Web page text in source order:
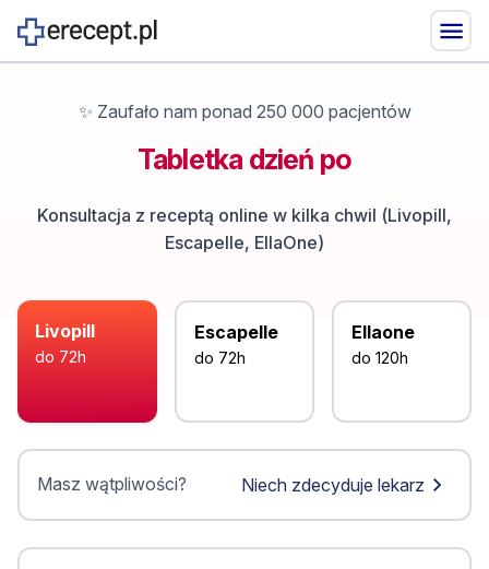
✨ Zaufało nam ponad 250 000 pacjentów
Tabletka dzień po
Konsultacja z receptą online w kilka chwil (Livopill,
Escapelle, EllaOne)
Livopill
do 72h
Escapelle
do 72h
Ellaone
do 120h
Masz wątpliwości? Niech zdecyduje lekarz